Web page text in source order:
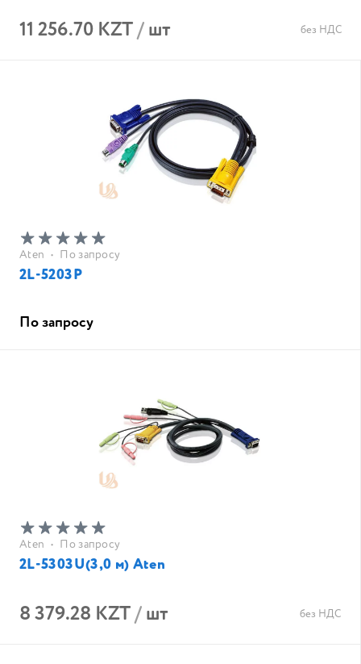
11 256.70 KZT/шт без НДС
Aten • По запросу
2L-5203P
По запросу
Aten • По запросу
2L-5303U(3,0 м) Aten
8 379.28 KZT/шт без НДС